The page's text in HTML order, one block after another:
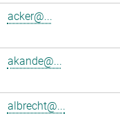
acker@...
akande@...
albrecht@...